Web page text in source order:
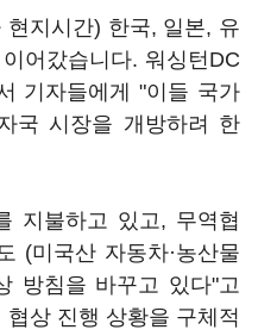
지시간) 한국, 일본, 유
어갔습니다. 워싱턴DC
기자들에게 "이들 국가
국 시장을 개방하려 한
지불하고 있고, 무역협
(미국산 자동차·농산물
방침을 바꾸고 있다"고
상 진행 상황을 구체적